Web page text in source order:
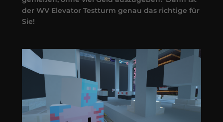
der WV Elevator Testturm genau das richtige für
Sie!